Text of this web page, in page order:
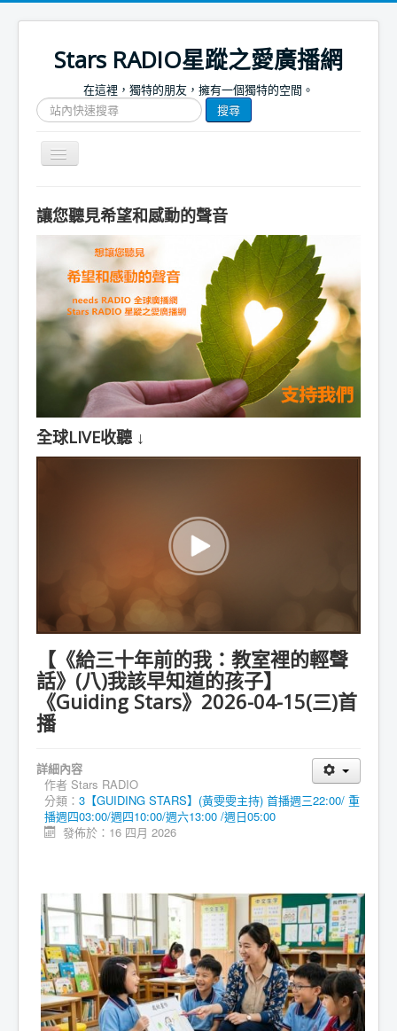
Stars RADIO星蹤之愛廣播網
在這裡，獨特的朋友，擁有一個獨特的空間。
搜
尋
網
文
搜尋
Toggle
Navigation
首頁
捐款支持
節目表
節目簡介
節目預告
讓您聽見希望和感動的聲音
全球LIVE收聽 ↓
【《給三十年前的我：教室裡的輕聲
話》(八)我該早知道的孩子】
《Guiding Stars》2026-04-15(三)首
播
詳細內容
作者 Stars RADIO
分類： 3【GUIDING STARS】(黃雯雯主持) 首播週三22:00/ 重
播週四03:00/週四10:00/週六13:00 /週日05:00
發佈於：16 四月 2026